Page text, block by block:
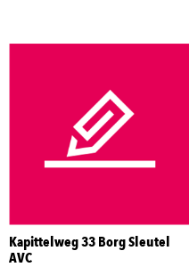
Kapittelweg 33 Borg Sleutel
AVC